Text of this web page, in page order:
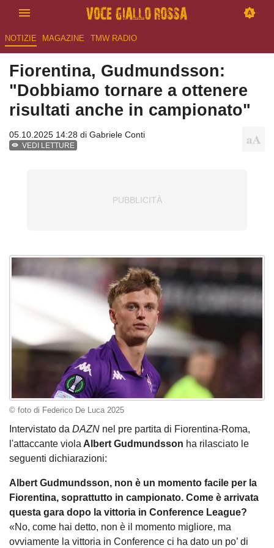
NOTIZIE MAGAZINE TMW RADIO
Fiorentina, Gudmundsson:
"Dobbiamo tornare a ottenere
risultati anche in campionato"
05.10.2025 14:28 di Gabriele Conti
VEDI LETTURE
© foto di Federico De Luca 2025
Intervistato da DAZN nel pre partita di Fiorentina-Roma,
l'attaccante viola Albert Gudmundsson ha rilasciato le
seguenti dichiarazioni:
Albert Gudmundsson, non è un momento facile per la
Fiorentina, soprattutto in campionato. Come è arrivata
questa gara dopo la vittoria in Conference League?
«No, come hai detto, non è il momento migliore, ma
ovviamente la vittoria in Conference ci ha dato un po’ di